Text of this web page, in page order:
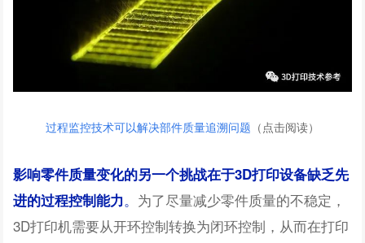
过程监控技术可以解决部件质量追溯问题 （点击阅读）
影响零件质量变化的另一个挑战在于3D打印设备缺乏先
进的过程控制能力。 为了尽量减少零件质量的不稳定，
3D打印机需要从开环控制转换为闭环控制，从而在打印